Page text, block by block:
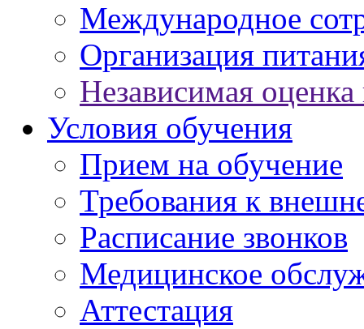
Международное
Организация
Независимая оценка
Условия обучения
Прием на обучение
Требования к
Расписание звонков
Медицинское
Аттестация